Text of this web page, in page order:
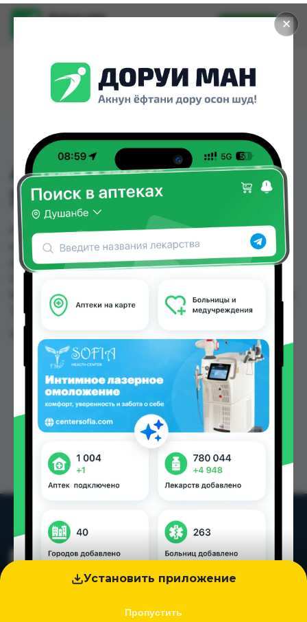
✕
Установить приложение
Пропустить
Доруи ман
Установить
АНТИПЕРСПИРАНТ
50МЛ
АНТИПЕРСПИРАНТ 50МЛ можно купить или
заказать в аптеках, Авиценна, Дору Фарм №2,
Дору Фарм №20, Дору Фарм №6, Дорухона
Мадад (Буратино) по цене от 35.00 TJS до 156.00
TJS в Душанбе и других городах Таджикистана